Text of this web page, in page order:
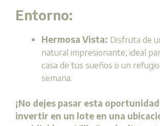
Entorno:
Hermosa Vista: Disfruta de
natural impresionante, ideal
casa de tus sueños o un
semana.
¡No dejes pasar esta
invertir en un lote en una